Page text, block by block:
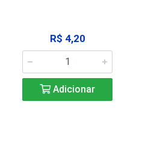
R$ 4,20
Adicionar